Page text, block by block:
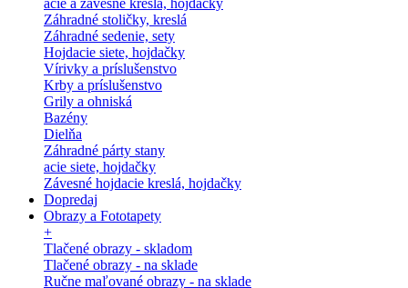
acie a závesné kreslá, hojdačky
Záhradné stoličky, kreslá
Záhradné sedenie, sety
Hojdacie siete, hojdačky
Vírivky a príslušenstvo
Krby a príslušenstvo
Grily a ohniská
Bazény
Dielňa
Záhradné párty stany
acie siete, hojdačky
Závesné hojdacie kreslá, hojdačky
Dopredaj
Obrazy a Fototapety
+
Tlačené obrazy - skladom
Tlačené obrazy - na sklade
Ručne maľované obrazy - na sklade